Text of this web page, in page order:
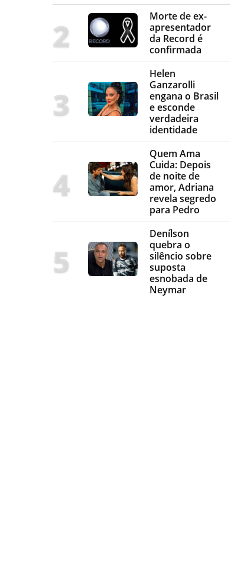
Morte de ex-
apresentador
da Record é
confirmada
Helen
Ganzarolli
engana o Brasil
e esconde
verdadeira
identidade
Quem Ama
Cuida: Depois
de noite de
amor, Adriana
revela segredo
para Pedro
Denílson
quebra o
silêncio sobre
suposta
esnobada de
Neymar